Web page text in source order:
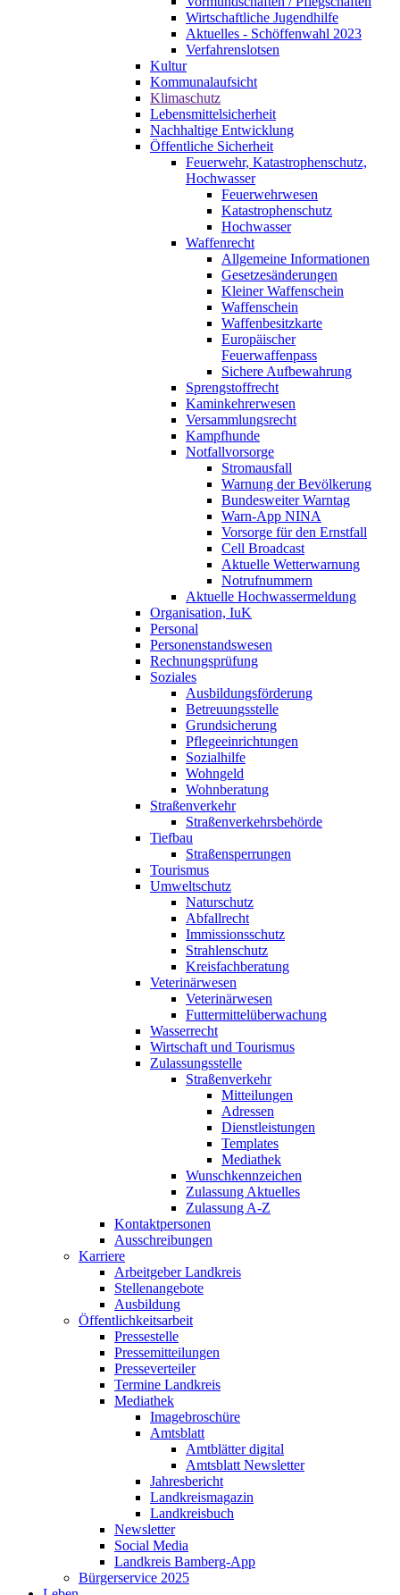
Wirtschaftliche Jugendhilfe
Aktuelles - Schöffenwahl 2023
Verfahrenslotsen
Kultur
Kommunalaufsicht
Klimaschutz
Lebensmittelsicherheit
Nachhaltige Entwicklung
Öffentliche Sicherheit
Feuerwehr, Katastrophenschutz,
Hochwasser
Feuerwehrwesen
Katastrophenschutz
Hochwasser
Waffenrecht
Allgemeine Informationen
Gesetzesänderungen
Kleiner Waffenschein
Waffenschein
Waffenbesitzkarte
Europäischer
Feuerwaffenpass
Sichere Aufbewahrung
Sprengstoffrecht
Kaminkehrerwesen
Versammlungsrecht
Kampfhunde
Notfallvorsorge
Stromausfall
Warnung der Bevölkerung
Bundesweiter Warntag
Warn-App NINA
Vorsorge für den Ernstfall
Cell Broadcast
Aktuelle Wetterwarnung
Notrufnummern
Aktuelle Hochwassermeldung
Organisation, IuK
Personal
Personenstandswesen
Rechnungsprüfung
Soziales
Ausbildungsförderung
Betreuungsstelle
Grundsicherung
Pflegeeinrichtungen
Sozialhilfe
Wohngeld
Wohnberatung
Straßenverkehr
Straßenverkehrsbehörde
Tiefbau
Straßensperrungen
Tourismus
Umweltschutz
Naturschutz
Abfallrecht
Immissionsschutz
Strahlenschutz
Kreisfachberatung
Veterinärwesen
Veterinärwesen
Futtermittelüberwachung
Wasserrecht
Wirtschaft und Tourismus
Zulassungsstelle
Straßenverkehr
Mitteilungen
Adressen
Dienstleistungen
Templates
Mediathek
Wunschkennzeichen
Zulassung Aktuelles
Zulassung A-Z
Kontaktpersonen
Ausschreibungen
Karriere
Arbeitgeber Landkreis
Stellenangebote
Ausbildung
Öffentlichkeitsarbeit
Pressestelle
Pressemitteilungen
Presseverteiler
Termine Landkreis
Mediathek
Imagebroschüre
Amtsblatt
Amtblätter digital
Amtsblatt Newsletter
Jahresbericht
Landkreismagazin
Landkreisbuch
Newsletter
Social Media
Landkreis Bamberg-App
Bürgerservice 2025